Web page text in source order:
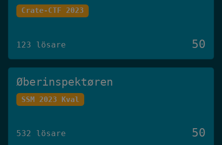
Crate-CTF 2023
123 lösare 50
Øberinspektøren
SSM 2023 Kval
532 lösare 50